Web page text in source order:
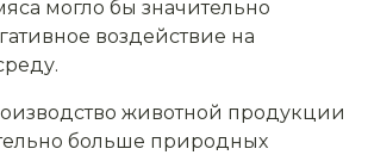
могло бы значительно
воздействие на
животной продукции
больше природных